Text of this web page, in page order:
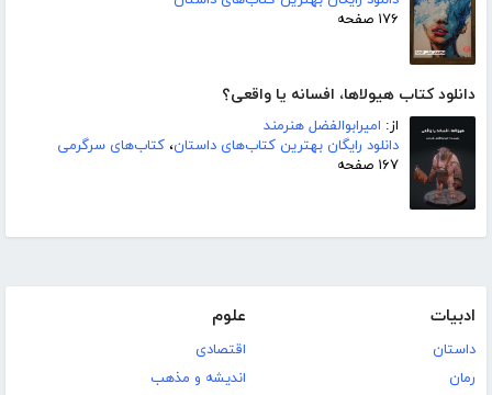
۱۷۶ صفحه
دانلود کتاب هیولاها، افسانه یا واقعی؟
از: امیرابوالفضل هنرمند
دانلود رایگان بهترین کتاب‌های داستان، کتاب‌های سرگرمی
۱۶۷ صفحه
ادبیات
داستان
رمان
علوم
اقتصادی
اندیشه و مذهب